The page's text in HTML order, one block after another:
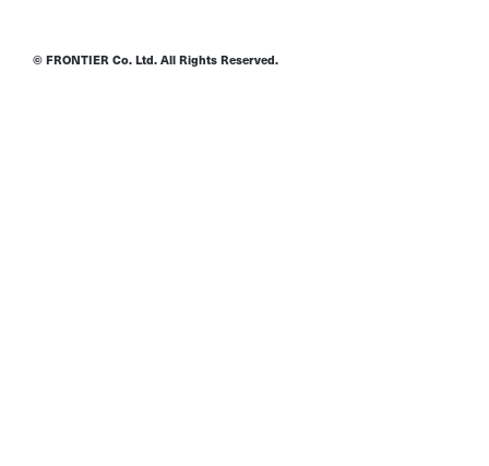
© FRONTIER Co. Ltd. All Rights Reserved.